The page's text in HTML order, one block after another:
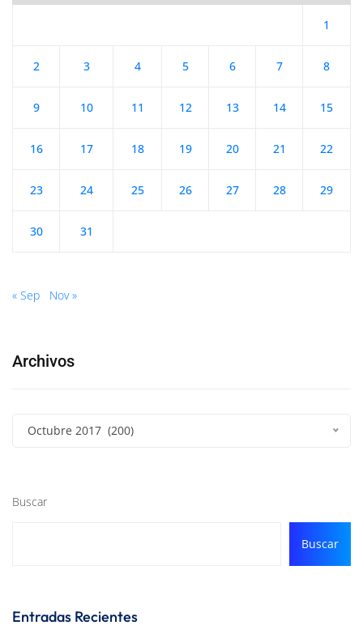
1
2 3 4 5 6 7 8
9 10 11 12 13 14 15
16 17 18 19 20 21 22
23 24 25 26 27 28 29
30 31
« Sep Nov »
Archivos
Octubre 2017 (200)
Buscar
Buscar
Entradas Recientes